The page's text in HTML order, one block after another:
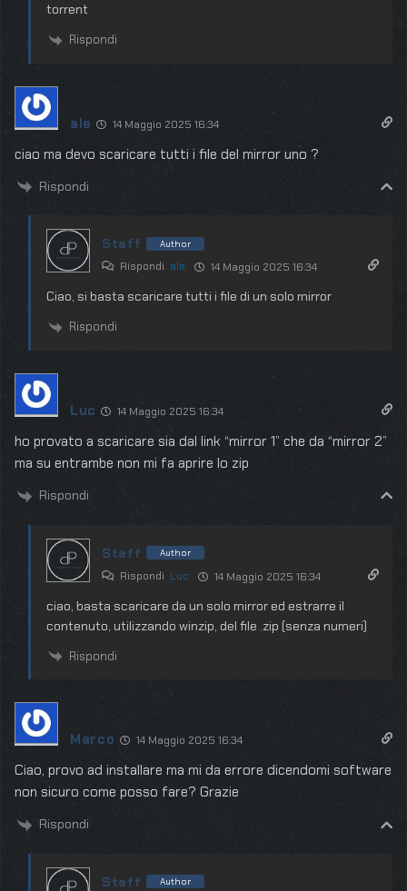
torrent
Rispondi
ale 14 Maggio 2025 16:34
ciao ma devo scaricare tutti i file del mirror uno ?
Rispondi
Staff Author
Rispondi ale 14 Maggio 2025 16:34
Ciao, si basta scaricare tutti i file di un solo mirror
Rispondi
Luc 14 Maggio 2025 16:34
ho provato a scaricare sia dal link “mirror 1” che da “mirror 2”
ma su entrambe non mi fa aprire lo zip
Rispondi
Staff Author
Rispondi Luc 14 Maggio 2025 16:34
ciao, basta scaricare da un solo mirror ed estrarre il
contenuto, utilizzando winzip, del file .zip (senza numeri)
Rispondi
Marco 14 Maggio 2025 16:34
Ciao, provo ad installare ma mi da errore dicendomi software
non sicuro come posso fare? Grazie
Rispondi
Staff Author